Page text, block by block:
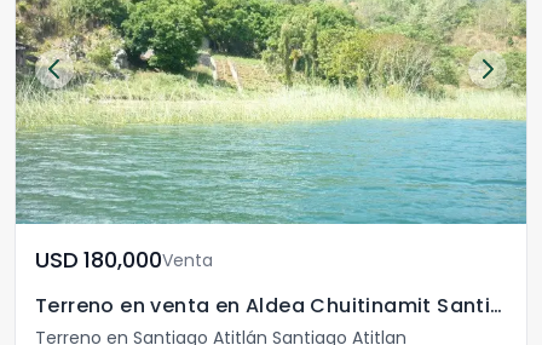
USD	180,000Venta
Terreno en venta en Aldea Chuitinamit Santiago Atitlán
Terreno en Santiago Atitlán Santiago Atitlan